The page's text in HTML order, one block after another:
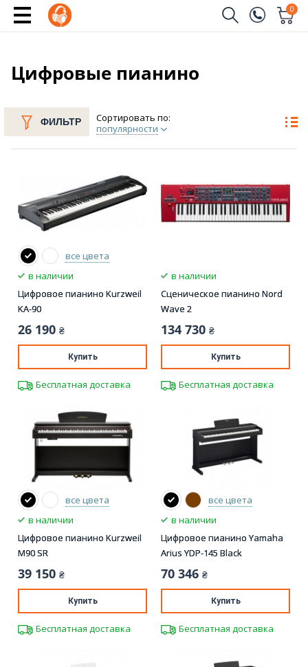
0
Телефон
Отправить
Цифровые пианино
ФИЛЬТР
Сортировать по:
популярности
все цвета
в наличии
Цифровое пианино Kurzweil
KA-90
26 190 ₴
Купить
Бесплатная доставка
в наличии
Сценическое пианино Nord
Wave 2
134 730 ₴
Купить
Бесплатная доставка
все цвета
в наличии
Цифровое пианино Kurzweil
M90 SR
39 150 ₴
Купить
Бесплатная доставка
все цвета
в наличии
Цифровое пианино Yamaha
Arius YDP-145 Black
70 346 ₴
Купить
Бесплатная доставка